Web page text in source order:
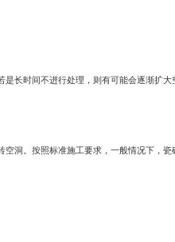
长时间不进行处理，则有可能会逐渐扩大
洞。按照标准施工要求，一般情况下，瓷